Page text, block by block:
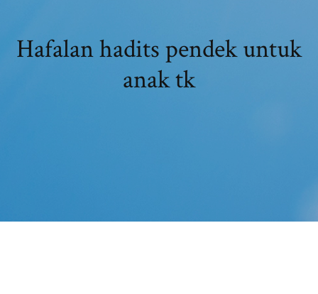
Hafalan hadits pendek untuk
anak tk